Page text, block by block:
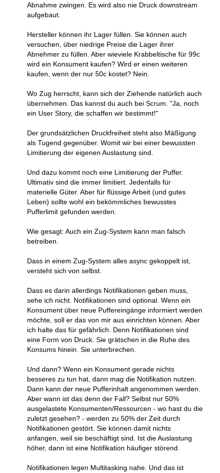
Abnahme zwingen. Es wird also nie Druck downstream
aufgebaut.
Hersteller können ihr Lager füllen. Sie können auch
versuchen, über niedrige Preise die Lager ihrer
Abnehmer zu füllen. Aber wieviele Krabbeltische für 99c
wird ein Konsument kaufen? Wird er einen weiteren
kaufen, wenn der nur 50c kostet? Nein.
Wo Zug herrscht, kann sich der Ziehende natürlich auch
übernehmen. Das kannst du auch bei Scrum. "Ja, noch
ein User Story, die schaffen wir bestimmt!"
Der grundsätzlichen Druckfreiheit steht also Mäßigung
als Tugend gegenüber. Womit wir bei einer bewussten
Limitierung der eigenen Auslastung sind.
Und dazu kommt noch eine Limitierung der Puffer.
Ultimativ sind die immer limitiert. Jedenfalls für
materielle Güter. Aber für flüssige Arbeit (und gutes
Leben) sollte wohl ein bekömmliches bewusstes
Pufferlimit gefunden werden.
Wie gesagt: Auch ein Zug-System kann man falsch
betreiben.
Dass in einem Zug-System alles async gekoppelt ist,
versteht sich von selbst.
Dass es darin allerdings Notifikationen geben muss,
sehe ich nicht. Notifikationen sind optional. Wenn ein
Konsument über neue Puffereingänge informiert werden
möchte, soll er das von mir aus einrichten können. Aber
ich halte das für gefährlich. Denn Notifikationen sind
eine Form von Druck. Sie grätschen in die Ruhe des
Konsums hinein. Sie unterbrechen.
Und dann? Wenn ein Konsument gerade nichts
besseres zu tun hat, dann mag die Notifikation nutzen.
Dann kann der neue Pufferinhalt angenommen werden.
Aber wann ist das denn der Fall? Selbst nur 50%
ausgelastete Konsumenten/Ressourcen - wo hast du die
zuletzt gesehen? - werden zu 50% der Zeit durch
Notifikationen gestört. Sie können damit nichts
anfangen, weil sie beschäftigt sind. Ist die Auslastung
höher, dann ist eine Notifikation häufiger störend.
Notifikationen legen Multitasking nahe. Und das ist